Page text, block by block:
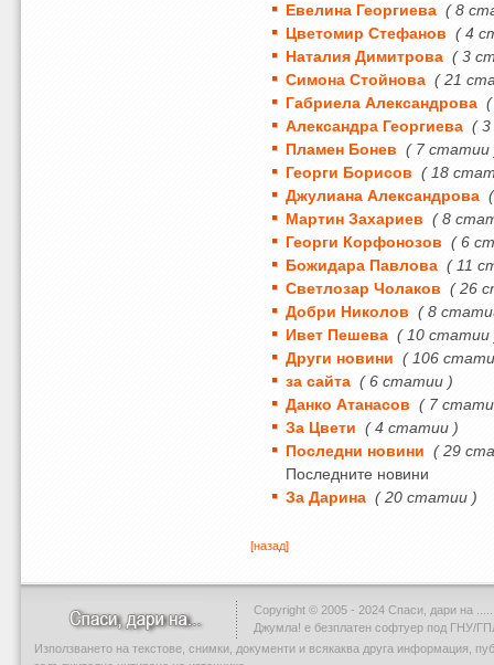
Евелина Георгиева ( 8
Цветомир Стефанов ( 4
Наталия Димитрова ( 3
Симона Стойнова ( 21
Габриела Александрова
Александра Георгиева (
Пламен Бонев ( 7 статии
Георги Борисов ( 18
Джулиана Александрова
Мартин Захариев ( 8
Георги Корфонозов ( 6
Божидара Павлова ( 11
Светлозар Чолаков ( 26
Добри Николов ( 8
Ивет Пешева ( 10 статии
Други новини ( 106
за сайта ( 6 статии )
Данко Атанасов ( 7
За Цвети ( 4 статии )
Последни новини ( 29
Последните новини
За Дарина ( 20 статии )
[назад]
Copyright © 2005 - 2024 Спаси, дари на .....
Джумла! е безплатен софтуер под ГНУ/
Използването на текстове, снимки, документи и всякаква друга информация,